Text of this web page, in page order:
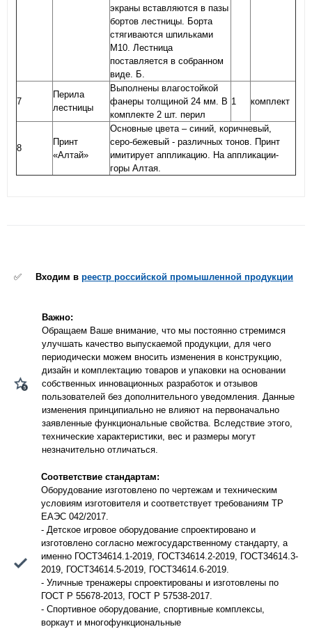
экраны вставляются в пазы
бортов лестницы. Борта
стягиваются шпильками
М10. Лестница
поставляется в собранном
виде. Б.
7
Перила
лестницы
Выполнены влагостойкой
фанеры толщиной 24 мм. В
комплекте 2 шт. перил
1 комплект
8
Принт
«Алтай»
Основные цвета – синий, коричневый,
серо-бежевый - различных тонов. Принт
имитирует аппликацию. На аппликации-
горы Алтая.
✅ Входим в реестр российской промышленной продукции
Важно:
Обращаем Ваше внимание, что мы постоянно стремимся
улучшать качество выпускаемой продукции, для чего
периодически можем вносить изменения в конструкцию,
дизайн и комплектацию товаров и упаковки на основании
собственных инновационных разработок и отзывов
пользователей без дополнительного уведомления. Данные
изменения принципиально не влияют на первоначально
заявленные функциональные свойства. Вследствие этого,
технические характеристики, вес и размеры могут
незначительно отличаться.
Соответствие стандартам:
Оборудование изготовлено по чертежам и техническим
условиям изготовителя и соответствует требованиям ТР
ЕАЭС 042/2017.
- Детское игровое оборудование спроектировано и
изготовлено согласно межгосударственному стандарту, а
именно ГОСТ34614.1-2019, ГОСТ34614.2-2019, ГОСТ34614.3-
2019, ГОСТ34614.5-2019, ГОСТ34614.6-2019.
- Уличные тренажеры спроектированы и изготовлены по
ГОСТ Р 55678-2013, ГОСТ Р 57538-2017.
- Спортивное оборудование, спортивные комплексы,
воркаут и многофункциональные